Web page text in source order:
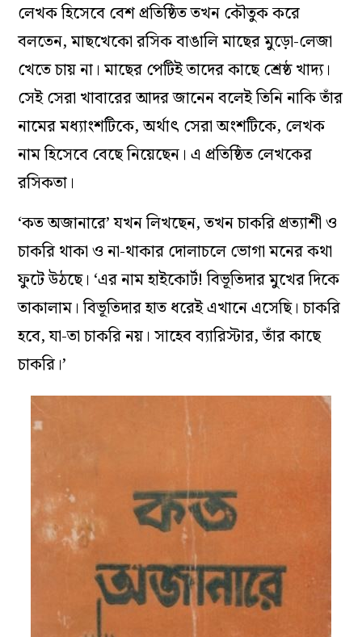
লেখক হিসেবে বেশ প্রতিষ্ঠিত তখন কৌতুক করে
বলতেন, মাছখেকো রসিক বাঙালি মাছের মুড়ো-লেজা
খেতে চায় না। মাছের পেটিই তাদের কাছে শ্রেষ্ঠ খাদ্য।
সেই সেরা খাবারের আদর জানেন বলেই তিনি নাকি তাঁর
নামের মধ্যাংশটিকে, অর্থাৎ সেরা অংশটিকে, লেখক
নাম হিসেবে বেছে নিয়েছেন। এ প্রতিষ্ঠিত লেখকের
রসিকতা।
‘কত অজানারে’ যখন লিখছেন, তখন চাকরি প্রত্যাশী ও
চাকরি থাকা ও না-থাকার দোলাচলে ভোগা মনের কথা
ফুটে উঠছে। ‘এর নাম হাইকোর্ট! বিভূতিদার মুখের দিকে
তাকালাম। বিভূতিদার হাত ধরেই এখানে এসেছি। চাকরি
হবে, যা-তা চাকরি নয়। সাহেব ব্যারিস্টার, তাঁর কাছে
চাকরি।’